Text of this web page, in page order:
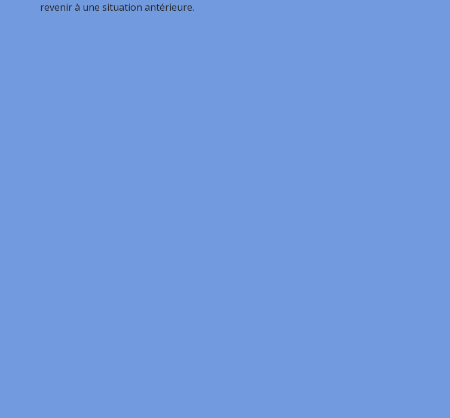
revenir à une situation antérieure.